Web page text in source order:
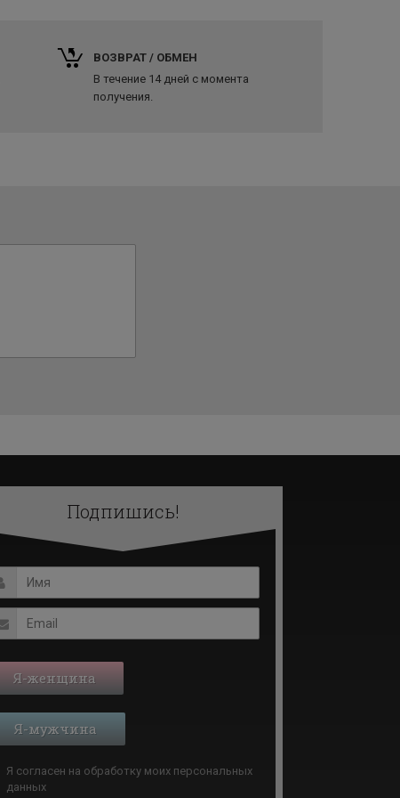
ВОЗВРАТ / ОБМЕН
В течение 14 дней с момента
получения.
Подпишись!
Я-женщина
Я-мужчина
Я согласен на обработку моих персональных
данных